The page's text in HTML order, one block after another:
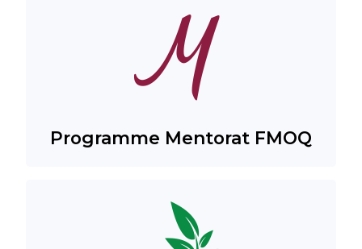
Programme Mentorat FMOQ